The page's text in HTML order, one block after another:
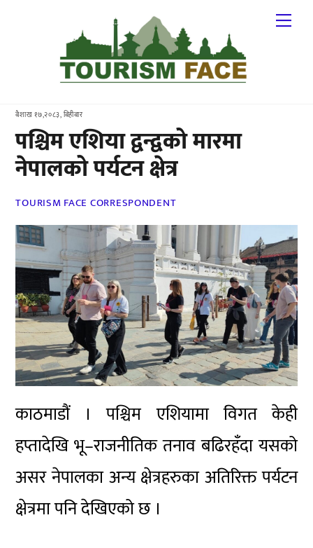
बैशाख १७,२०८३, बिहीबार
पश्चिम एशिया द्वन्द्वको मारमा
नेपालको पर्यटन क्षेत्र
TOURISM FACE CORRESPONDENT
काठमाडौं । पश्चिम एशियामा विगत केही
हप्तादेखि भू–राजनीतिक तनाव बढिरहँदा यसको
असर नेपालका अन्य क्षेत्रहरुका अतिरिक्त पर्यटन
क्षेत्रमा पनि देखिएको छ ।